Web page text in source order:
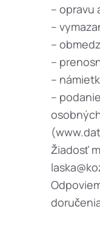
– opravu
–
–
–
–
–
Žiadosť